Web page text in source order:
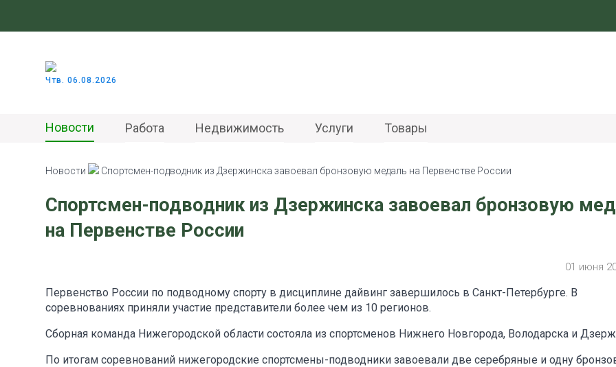
Чтв. 06.08.2026
Новости Работа Недвижимость Услуги Товары
Новости Спортсмен-подводник из Дзержинска завоевал бронзовую медаль на Первенстве России
Спортсмен-подводник из Дзержинска завоевал бронзовую
на Первенстве России
01 июня
Первенство России по подводному спорту в дисциплине дайвинг завершилось в Санкт-Петербурге. В
соревнованиях приняли участие представители более чем из 10 регионов.
Сборная команда Нижегородской области состояла из спортсменов Нижнего Новгорода, Володарска и
По итогам соревнований нижегородские спортсмены-подводники завоевали две серебряные и одну